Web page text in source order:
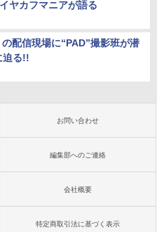
ヤカフマニアが語る
の配信現場に“PAD”撮影班が潜
迫る!!
お問い合わせ
編集部へのご連絡
会社概要
特定商取引法に基づく表示